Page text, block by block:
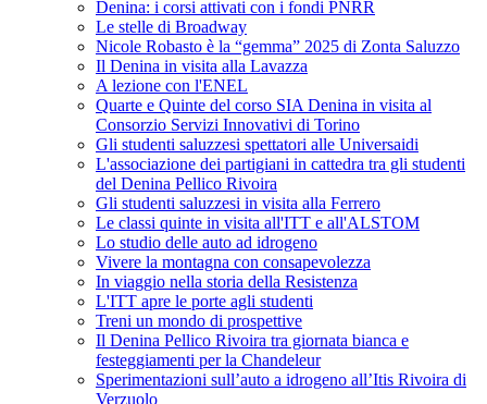
Denina: i corsi attivati con i fondi PNRR
Le stelle di Broadway
Nicole Robasto è la “gemma” 2025 di Zonta Saluzzo
Il Denina in visita alla Lavazza
A lezione con l'ENEL
Quarte e Quinte del corso SIA Denina in visita al
Consorzio Servizi Innovativi di Torino
Gli studenti saluzzesi spettatori alle Universaidi
L'associazione dei partigiani in cattedra tra gli studenti
del Denina Pellico Rivoira
Gli studenti saluzzesi in visita alla Ferrero
Le classi quinte in visita all'ITT e all'ALSTOM
Lo studio delle auto ad idrogeno
Vivere la montagna con consapevolezza
In viaggio nella storia della Resistenza
L'ITT apre le porte agli studenti
Treni un mondo di prospettive
Il Denina Pellico Rivoira tra giornata bianca e
festeggiamenti per la Chandeleur
Sperimentazioni sull’auto a idrogeno all’Itis Rivoira di
Verzuolo